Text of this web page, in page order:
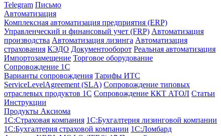
Telegram Письмо
Автоматизация
Комплексная автоматизация предприятия (ERP)
Управленческий и финансовый учет (FRP) Автоматизация
производства Автоматизация лизинга Автоматизация
страхования КЭДО Документооборот Реальная автоматизация
Импортозамещение Торговое оборудование
Сопровождение 1С
Варианты сопровождения Тарифы ИТС
ServiceLevelAgreement (SLA) Сопровождение типовых
отраслевых продуктов 1С Сопровождение ККТ АТОЛ Статьи
Инструкции
Продукты Аксиома
1С:Страховая компания 1С:Бухгалтерия лизинговой компании
1С:Бухгалтерия страховой компании 1С:Ломбард